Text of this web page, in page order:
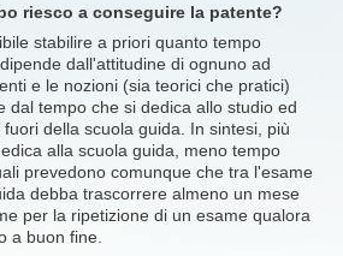
riesco a conseguire la patente?
stabilire a priori quanto tempo
dall'attitudine di ognuno ad
e le nozioni (sia teorici che pratici)
dal tempo che si dedica allo studio ed
della scuola guida. In sintesi, più
alla scuola guida, meno tempo
prevedono comunque che tra l'esame
debba trascorrere almeno un mese
per la ripetizione di un esame qualora
a buon fine.